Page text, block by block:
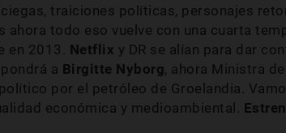
traiciones políticas, personajes
ahora todo eso vuelve con una cuarta
en 2013. Netflix y DR se alían para dar
a Birgitte Nyborg, ahora Ministra
por el petróleo de Groelandia.
económica y medioambiental.